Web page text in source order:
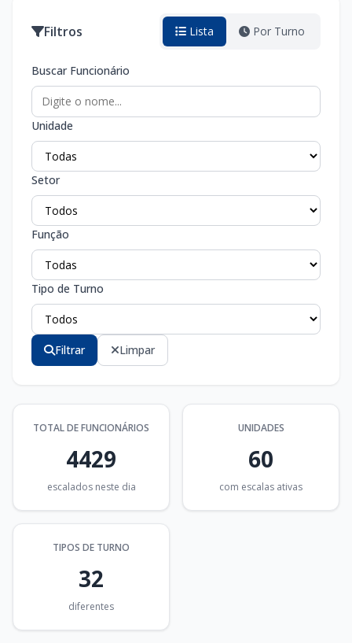
Filtros Lista Por Turno
Buscar Funcionário
Unidade
Setor
Função
Tipo de Turno
Filtrar Limpar
TOTAL DE FUNCIONÁRIOS
4429
escalados neste dia
UNIDADES
60
com escalas ativas
TIPOS DE TURNO
32
diferentes